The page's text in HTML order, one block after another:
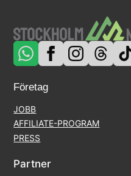
Företag
JOBB
AFFILIATE-PROGRAM
PRESS
Partner